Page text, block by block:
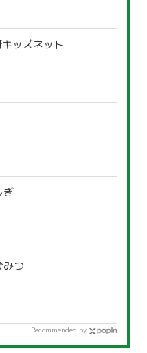
ッズネット
ぎ
みつ
Recommended by